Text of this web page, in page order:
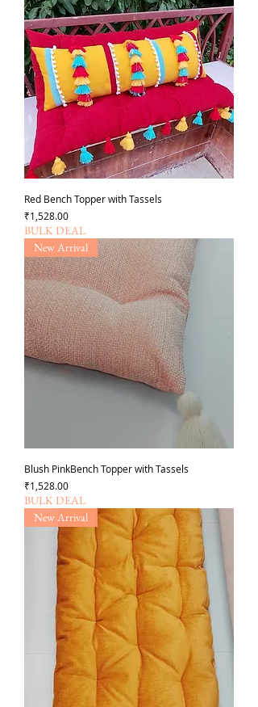
Red Bench Topper with Tassels
価格
₹1,528.00
BULK DEAL
New Arrival
Blush PinkBench Topper with Tassels
価格
₹1,528.00
BULK DEAL
New Arrival